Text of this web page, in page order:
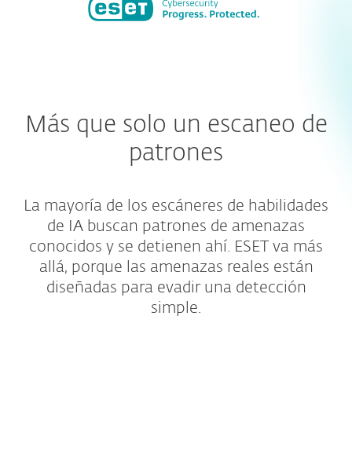
Más que solo un escaneo de
patrones
La mayoría de los escáneres de habilidades
de IA buscan patrones de amenazas
conocidos y se detienen ahí. ESET va más
allá, porque las amenazas reales están
diseñadas para evadir una detección
simple.